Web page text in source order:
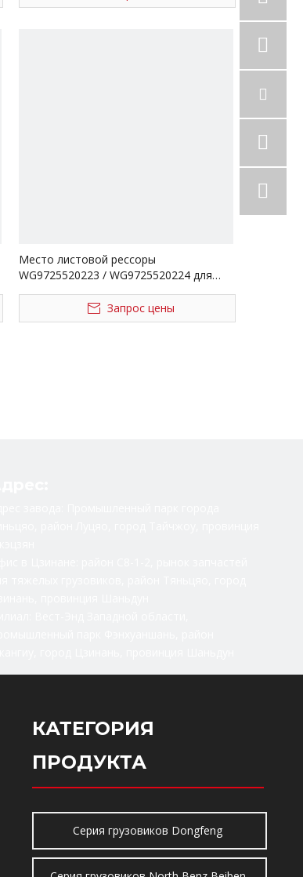
Место листовой рессоры
WG9725520223 / WG9725520224 для
частей тележки Sinotruk Howo
Запрос цены
КАТЕГОРИЯ
ПРОДУКТА
Серия грузовиков Dongfeng